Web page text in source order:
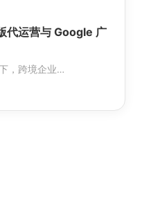
代运营与 Google 广
，跨境企业…